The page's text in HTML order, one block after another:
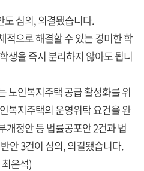
심의, 의결됐습니다.
적으로 해결할 수 있는 경미한 학
생을 즉시 분리하지 않아도 됩니
노인복지주택 공급 활성화를 위
복지주택의 운영위탁 요건을 완
개정안 등 법률공포안 2건과 법
안 3건이 심의, 의결됐습니다.
은석)